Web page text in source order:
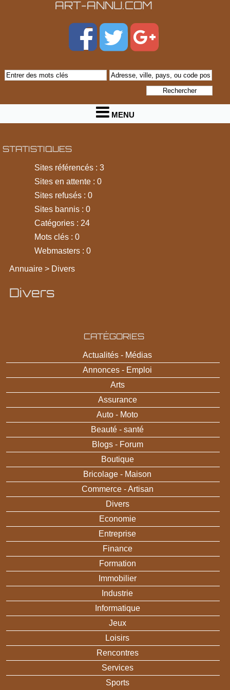
ART-ANNU.COM
MENU
STATISTIQUES
Sites référencés : 3
Sites en attente : 0
Sites refusés : 0
Sites bannis : 0
Catégories : 24
Mots clés : 0
Webmasters : 0
Annuaire > Divers
Divers
CATÉGORIES
Actualités - Médias
Annonces - Emploi
Arts
Assurance
Auto - Moto
Beauté - santé
Blogs - Forum
Boutique
Bricolage - Maison
Commerce - Artisan
Divers
Economie
Entreprise
Finance
Formation
Immobilier
Industrie
Informatique
Jeux
Loisirs
Rencontres
Services
Sports